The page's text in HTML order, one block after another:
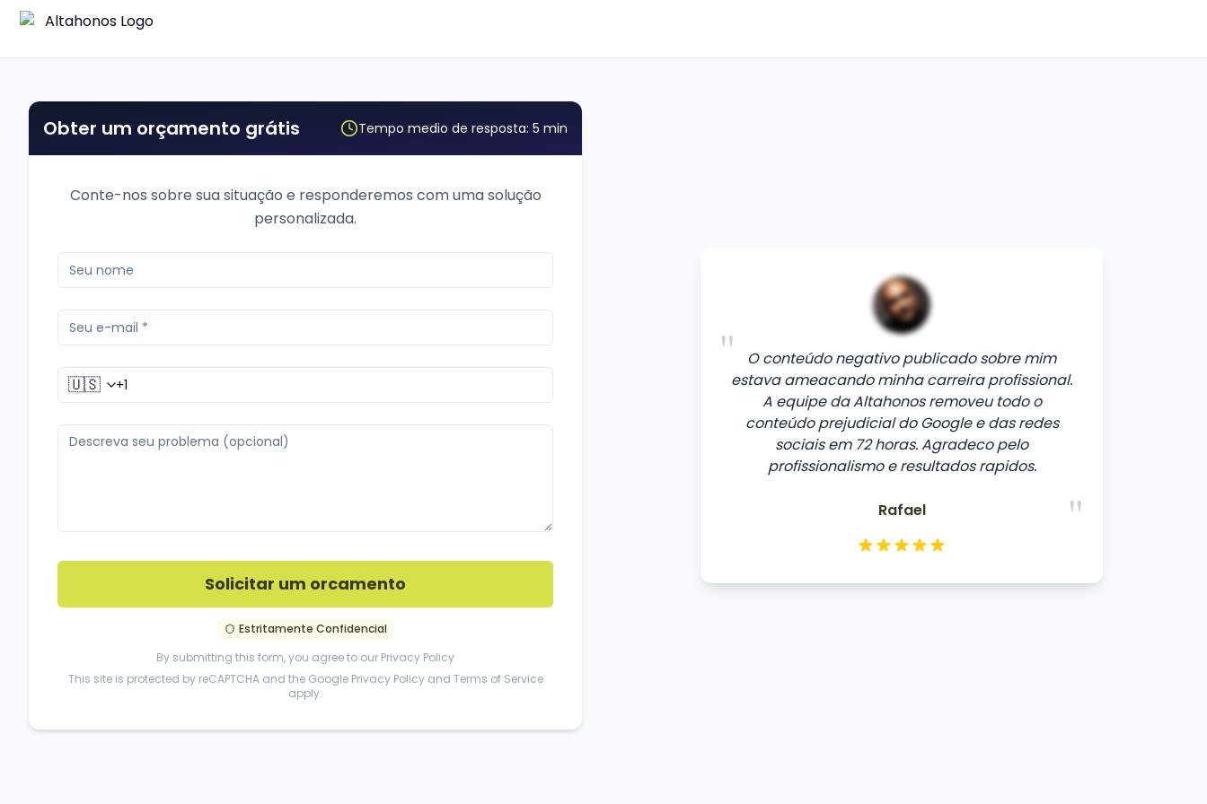
Obter um orçamento grátis Tempo medio de resposta: 5 min
Conte-nos sobre sua situação e responderemos com uma solução
personalizada.
🇺🇸
Solicitar um orcamento
Estritamente Confidencial
By submitting this form, you agree to our Privacy Policy
This site is protected by reCAPTCHA and the Google Privacy Policy and Terms of Service
apply.
"
O conteúdo negativo publicado sobre mim
estava ameacando minha carreira profissional.
A equipe da Altahonos removeu todo o
conteúdo prejudicial do Google e das redes
sociais em 72 horas. Agradeco pelo
profissionalismo e resultados rapidos.
"
Rafael